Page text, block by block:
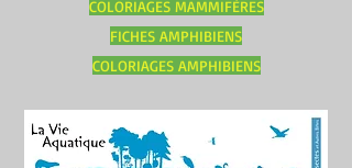
COLORIAGES MAMMIFÈRES
FICHES AMPHIBIENS
COLORIAGES AMPHIBIENS